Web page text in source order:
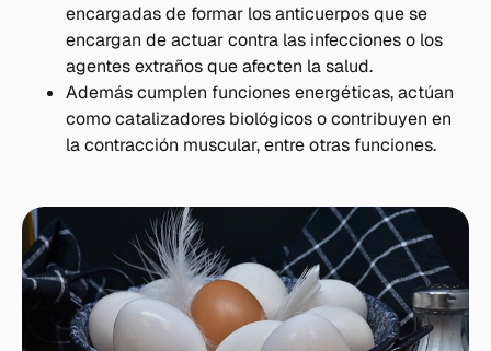
encargadas de formar los anticuerpos que se
encargan de actuar contra las infecciones o los
agentes extraños que afecten la salud.
Además cumplen funciones energéticas, actúan
como catalizadores biológicos o contribuyen en
la contracción muscular, entre otras funciones.